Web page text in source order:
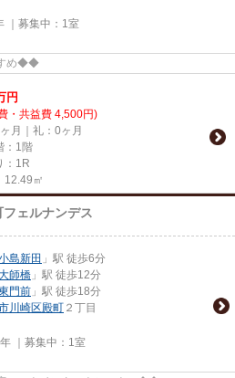
｜募集中： 1室
め◆◆
円
・共益費 4,500円)
月｜礼：0ヶ月
：1階
：1R
12.49㎡
ェルナンデス
島新田 」駅 徒歩6分
師橋 」駅 徒歩12分
門前 」駅 徒歩18分
川崎区殿町 ２丁目
｜募集中： 1室